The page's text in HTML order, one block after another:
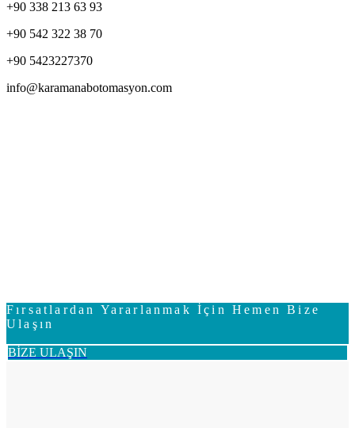
+90 338 213 63 93
+90 542 322 38 70
+90 5423227370
info@karamanabotomasyon.com
Fırsatlardan Yararlanmak İçin Hemen Bize
Ulaşın
BİZE ULAŞIN